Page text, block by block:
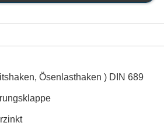
Ösenlasthaken ) DIN 689